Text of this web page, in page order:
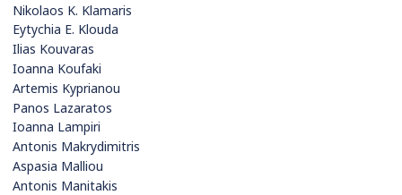
Nikolaos K. Klamaris
Eytychia E. Klouda
Ilias Kouvaras
Ioanna Koufaki
Artemis Kyprianou
Panos Lazaratos
Ioanna Lampiri
Antonis Makrydimitris
Aspasia Malliou
Antonis Manitakis